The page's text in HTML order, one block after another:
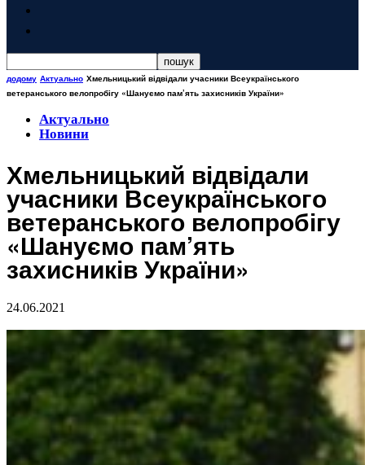
додому Актуально Хмельницький відвідали учасники Всеукраїнського
ветеранського велопробігу «Шануємо пам’ять захисників України»
Актуально
Новини
Хмельницький відвідали
учасники Всеукраїнського
ветеранського велопробігу
«Шануємо пам’ять
захисників України»
24.06.2021